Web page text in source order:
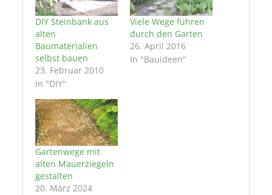
DIY Steinbank aus
alten
Baumaterialien
selbst bauen
23. Februar 2010
In "DIY"
Viele Wege führen
durch den Garten
26. April 2016
In "Bauideen"
Gartenwege mit
alten Mauerziegeln
gestalten
20. März 2024